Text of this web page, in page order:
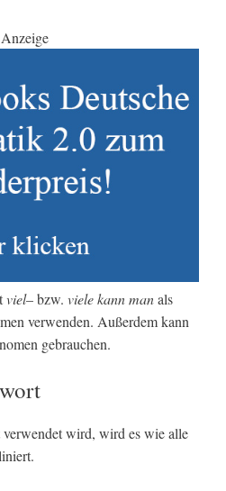
Anzeige
viel– bzw. viele kann manals
verwenden. Außerdem kann
gebrauchen.
wird, wird es wie alle